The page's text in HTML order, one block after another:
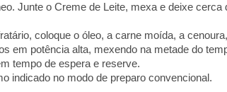
Junte o Creme de Leite, mexa e deixe
coloque o óleo, a carne moída, a
em potência alta, mexendo na metade do
tempo de espera e reserve.
indicado no modo de preparo convencional.